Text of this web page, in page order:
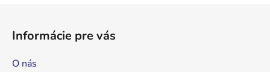
Informácie pre vás
O nás